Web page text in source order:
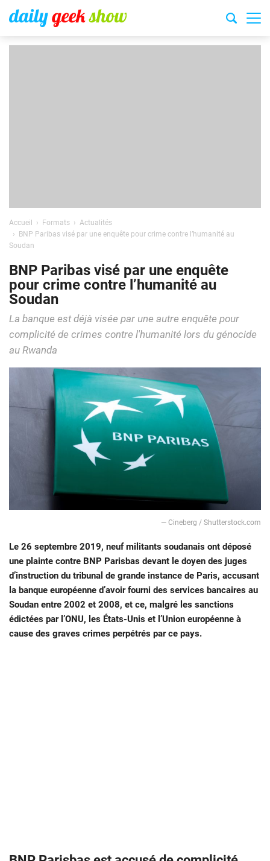
Accueil Formats
Actualités
BNP Paribas visé par une enquête pour crime contre l’humanité au
Soudan
BNP Paribas visé par une enquête
pour crime contre l’humanité au
Soudan
La banque est déjà visée par une autre enquête pour
complicité de crimes contre l'humanité lors du génocide
au Rwanda
― Cineberg / Shutterstock.com
Le 26 septembre 2019, neuf militants soudanais ont déposé
une plainte contre BNP Parisbas devant le doyen des juges
d’instruction du tribunal de grande instance de Paris, accusant
la banque européenne d’avoir fourni des services bancaires au
Soudan entre 2002 et 2008, et ce, malgré les sanctions
édictées par l’ONU, les États-Unis et l’Union européenne à
cause des graves crimes perpétrés par ce pays.